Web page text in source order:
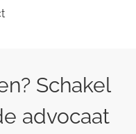
Schakel
advocaat